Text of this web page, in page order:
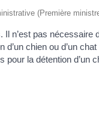
(Première
n’est pas nécessaire
d’un chien ou d’un
la détention d’un